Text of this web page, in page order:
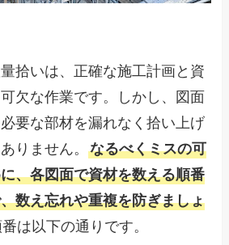
拾いは、正確な施工計画と資
欠な作業です。しかし、図面
要な部材を漏れなく拾い上げ
りません。なるべくミスの可
、各図面で資材を数える順番
数え忘れや重複を防ぎましょ
は以下の通りです。